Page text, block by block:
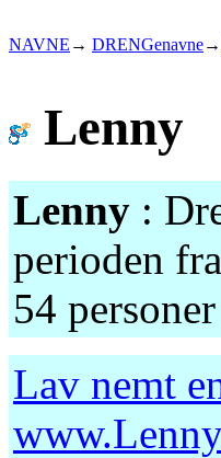
NAVNE → DRENGenavne→
Lenny
Lenny :
perioden
54
Lav nemt